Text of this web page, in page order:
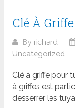
Clé À
By richard
Uncategorized
Clé à griffe pour
à griffes est
desserrer les